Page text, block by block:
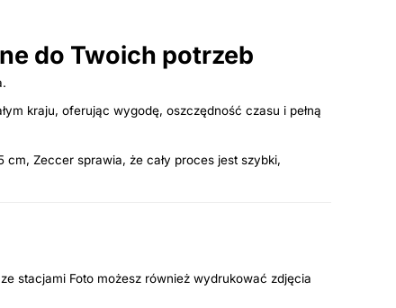
do Twoich potrzeb
kraju, oferując wygodę, oszczędność czasu i pełną
Zeccer sprawia, że cały proces jest szybki,
stacjami Foto możesz również wydrukować zdjęcia